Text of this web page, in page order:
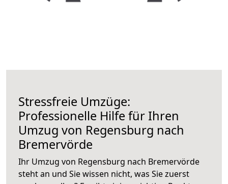
Stressfreie Umzüge:
Professionelle Hilfe für Ihren
Umzug von Regensburg nach
Bremervörde
Ihr Umzug von Regensburg nach Bremervörde
steht an und Sie wissen nicht, was Sie zuerst